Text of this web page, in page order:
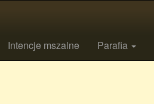
Intencje mszalne Parafia